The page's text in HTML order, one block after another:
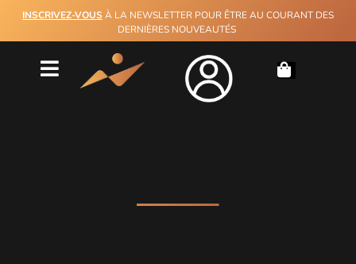
INSCRIVEZ-VOUS À LA NEWSLETTER POUR ÊTRE AU COURANT DES
DERNIÈRES NOUVEAUTÉS